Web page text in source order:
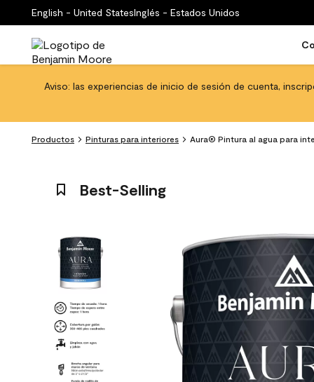
English - United StatesInglés - Estados Unidos
Aviso: las experiencias de inicio de sesión de cuenta,
Productos Pinturas para interiores Aura® Pintura al agua para
Best-Selling